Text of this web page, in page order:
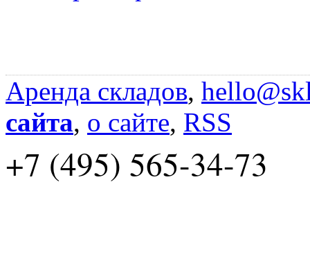
Аренда складов,
сайта, о сайте, RSS
+7 (495) 565-34-73